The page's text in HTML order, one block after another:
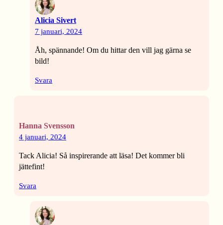
Alicia Sivert
7 januari, 2024
Åh, spännande! Om du hittar den vill jag gärna se
bild!
Svara
Hanna Svensson
4 januari, 2024
Tack Alicia! Så inspirerande att läsa! Det kommer bli
jättefint!
Svara